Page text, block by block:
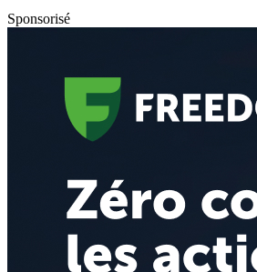
Sponsorisé